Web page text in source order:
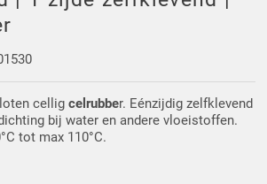
celligcelrubber. Eénzijdig zelfklevend
bij water en andere vloeistoffen.
tot max 110°C.